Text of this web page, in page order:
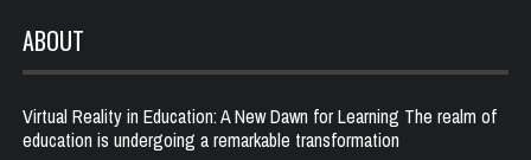
ABOUT
Virtual Reality in Education: A New Dawn for Learning The realm of
education is undergoing a remarkable transformation